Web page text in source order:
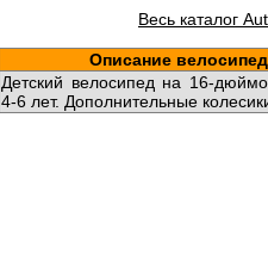
Весь каталог
Описание
Детский велосипед на 16-
4-6 лет. Дополнительные